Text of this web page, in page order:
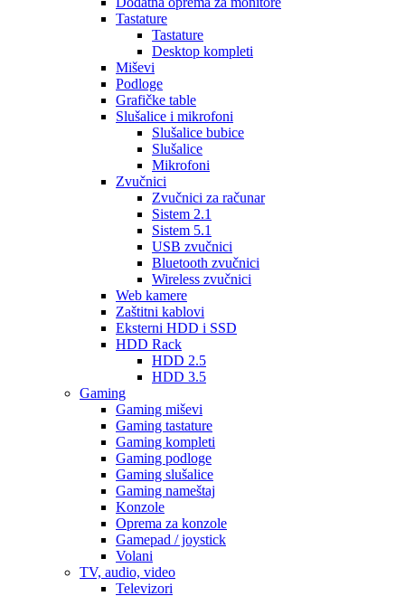
Tastature
Tastature
Desktop kompleti
Miševi
Podloge
Grafičke table
Slušalice i mikrofoni
Slušalice bubice
Slušalice
Mikrofoni
Zvučnici
Zvučnici za računar
Sistem 2.1
Sistem 5.1
USB zvučnici
Bluetooth zvučnici
Wireless zvučnici
Web kamere
Zaštitni kablovi
Eksterni HDD i SSD
HDD Rack
HDD 2.5
HDD 3.5
Gaming
Gaming miševi
Gaming tastature
Gaming kompleti
Gaming podloge
Gaming slušalice
Gaming nameštaj
Konzole
Oprema za konzole
Gamepad / joystick
Volani
TV, audio, video
Televizori